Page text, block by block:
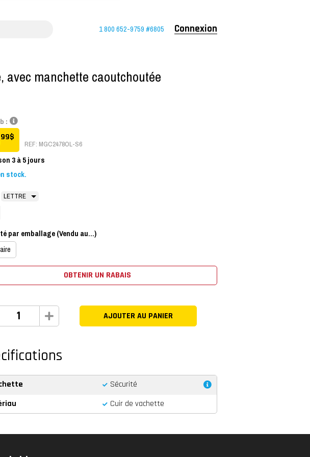
1 800 652-9759 #6805 Connexion
manchette caoutchoutée
:
99$
REF: MGC2478OL-S6
3 à 5 jours
stock.
par emballage (Vendu au...)
OBTENIR UN RABAIS
Sécurité
Cuir de vachette